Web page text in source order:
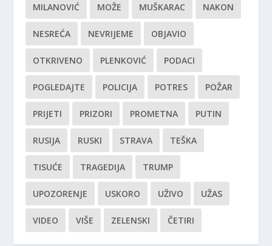
MILANOVIĆ MOŽE MUŠKARAC NAKON
NESREĆA NEVRIJEME OBJAVIO
OTKRIVENO PLENKOVIĆ PODACI
POGLEDAJTE POLICIJA POTRES POŽAR
PRIJETI PRIZORI PROMETNA PUTIN
RUSIJA RUSKI STRAVA TEŠKA
TISUĆE TRAGEDIJA TRUMP
UPOZORENJE USKORO UŽIVO UŽAS
VIDEO VIŠE ZELENSKI ČETIRI